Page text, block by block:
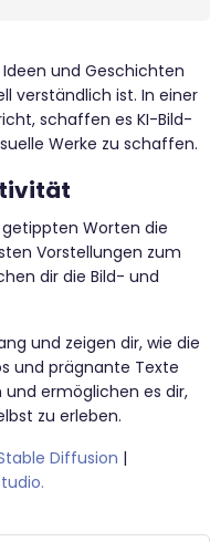
und Geschichten
verständlich ist. In einer
schaffen es KI-Bild-
Werke zu schaffen.
Worten die
Vorstellungen zum
dir die Bild- und
und zeigen dir, wie die
und prägnante Texte
ermöglichen es dir,
zu erleben.
Diffusion |